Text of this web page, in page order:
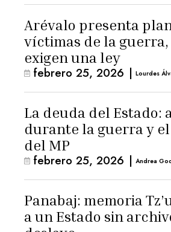
Arévalo presenta
víctimas de la
exigen una ley
febrero 25, 2026 | Lourdes
La deuda del Estado:
durante la guerra y
del MP
febrero 25, 2026 | Andrea
Panabaj: memoria
a un Estado sin